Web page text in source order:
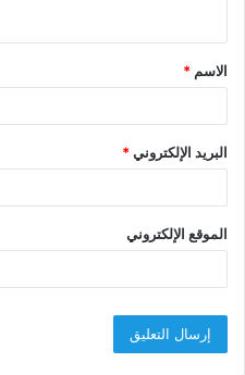
ق
*
الاسم *
البريد الإلكتروني*
الموقع الإلكتروني